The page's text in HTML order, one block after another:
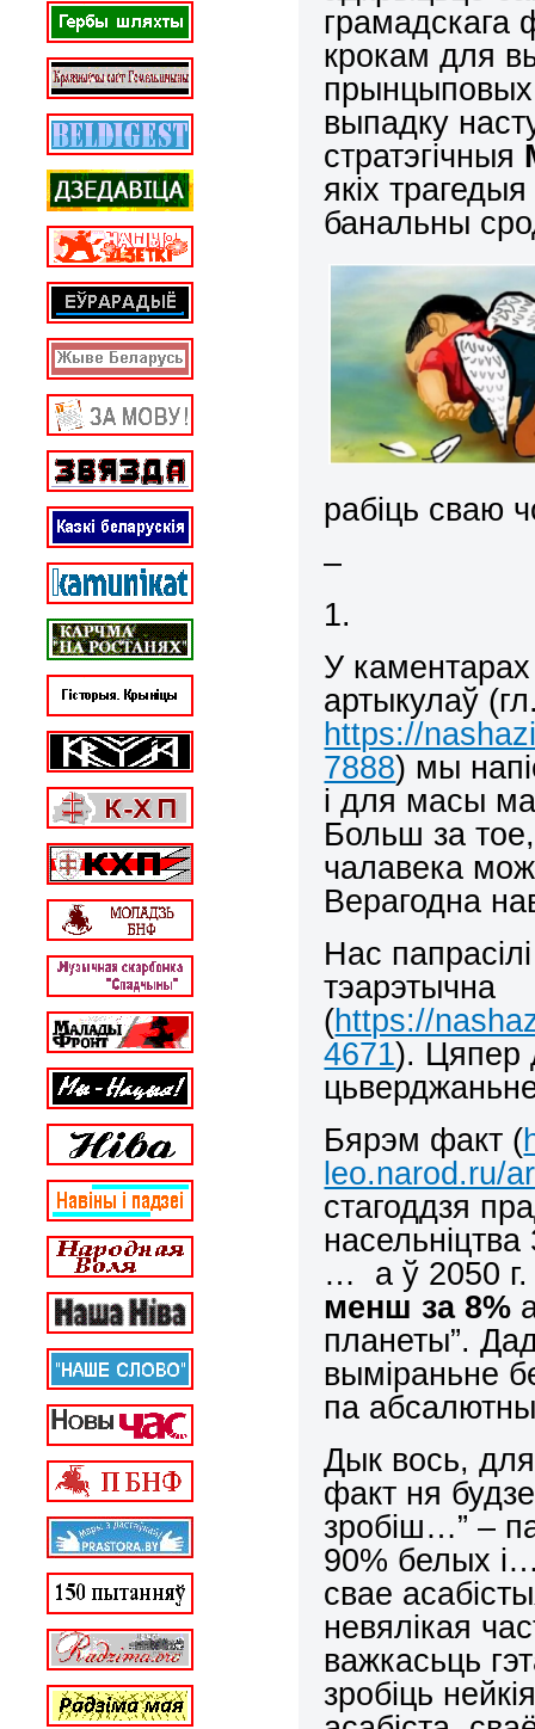
грамадскага
крокам для
прынцыповых
выпадку
стратэгічныя
якіх
банальны
рабіць сваю
–
1.
У
артыкулаў
https://
7888) мы
і для масы
Больш за
чалавека
Верагодна
Нас
тэарэтычна
(https://
4671). Цяпер
Бярэм факт (
leo.narod.ru/
стагоддзя
… а ў 2050 г.
менш за 8%
планеты”.
выміраньне
па
Дык вось,
факт ня
зробіш…” –
90% белых
свае
невялікая
важкасьць
зробіць